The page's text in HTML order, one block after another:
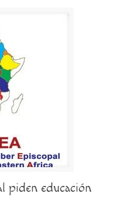
piden educación